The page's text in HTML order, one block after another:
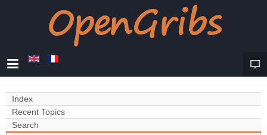
Index
Recent Topics
Search